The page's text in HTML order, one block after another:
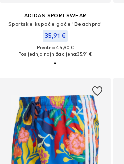
ADIDAS SPORTSWEAR
Sportske kupaće gaće 'Beachpro'
35,91 €
Prvotno: 44,90 €
Posljednja najniža cijena:35,91 €